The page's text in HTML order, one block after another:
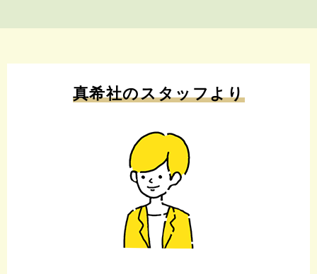
真希社のスタッフより